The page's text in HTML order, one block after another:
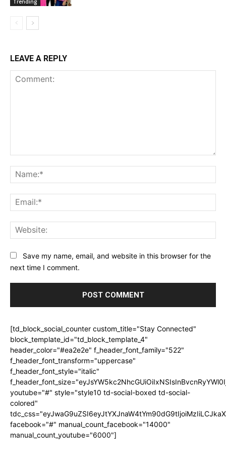
LEAVE A REPLY
Save my name, email, and website in this browser for the
next time I comment.
[td_block_social_counter custom_title="Stay Connected"
block_template_id="td_block_template_4"
header_color="#ea2e2e" f_header_font_family="522"
f_header_font_transform="uppercase"
f_header_font_style="italic"
youtube="#" style="style10 td-social-boxed td-social-
colored"
facebook="#" manual_count_facebook="14000"
manual_count_youtube="6000"]